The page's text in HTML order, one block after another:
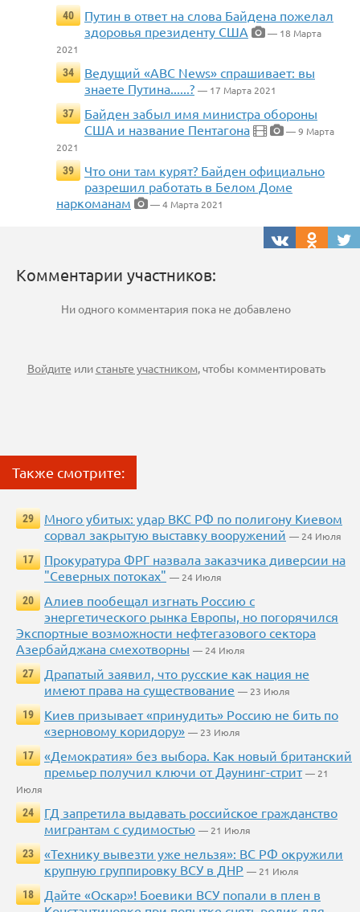
40
Путин в ответ на слова Байдена пожелал
здоровья президенту США
— 18 Марта
2021
34
Ведущий «ABC News» спрашивает: вы
знаете Путина......? — 17 Марта 2021
37
Байден забыл имя министра обороны
США и название Пентагона
— 9 Марта
2021
39
Что они там курят? Байден официально
разрешил работать в Белом Доме
наркоманам
— 4 Марта 2021
Комментарии участников:
Ни одного комментария пока не добавлено
Войдите илистаньте участником, чтобы комментировать
Также смотрите:
29
Много убитых: удар ВКС РФ по полигону Киевом
сорвал закрытую выставку вооружений — 24 Июля
17
Прокуратура ФРГ назвала заказчика диверсии на
"Северных потоках" — 24 Июля
20
Алиев пообещал изгнать Россию с
энергетического рынка Европы, но погорячился
Экспортные возможности нефтегазового сектора
Азербайджана смехотворны — 24 Июля
27
Драпатый заявил, что русские как нация не
имеют права на существование — 23 Июля
19
Киев призывает «принудить» Россию не бить по
«зерновому коридору» — 23 Июля
17
«Демократия» без выбора. Как новый британский
премьер получил ключи от Даунинг-стрит — 21
Июля
24
ГД запретила выдавать российское гражданство
мигрантам с судимостью — 21 Июля
23
«Технику вывезти уже нельзя»: ВС РФ окружили
крупную группировку ВСУ в ДНР — 21 Июля
18
Дайте «Оскар»! Боевики ВСУ попали в плен в